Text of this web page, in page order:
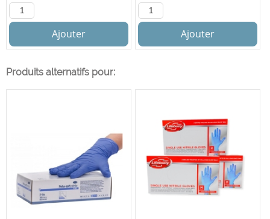
Ajouter Ajouter
Produits alternatifs pour: